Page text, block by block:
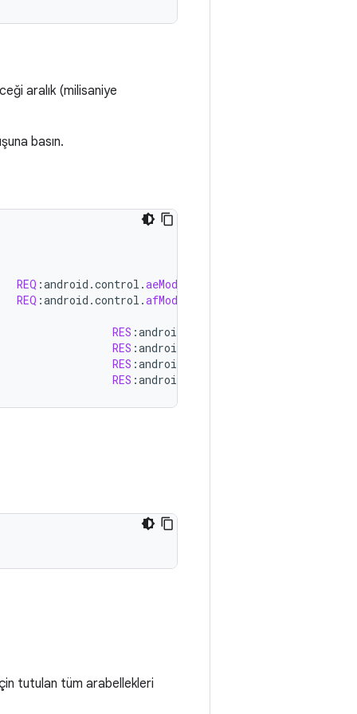
aralık (milisaniye
basın.
REQ :android .control .aeMode
REQ :android .control .afMode
RES :android
RES :android
RES :android
RES :android
tutulan tüm arabellekleri